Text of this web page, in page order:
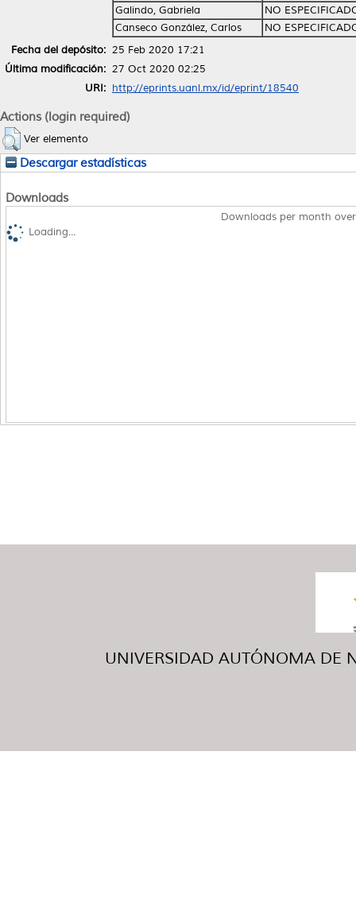
Galindo, Gabriela
NO
Canseco González, Carlos
NO
Fecha del depósito: 25 Feb 2020 17:21
Última modificación: 27 Oct 2020 02:25
URI: http://eprints.uanl.mx/id/eprint/18540
Actions (login required)
Ver elemento
Descargar estadísticas
Downloads
Downloads per month
Loading...
UNIVERSIDAD AUTÓNOMA DE